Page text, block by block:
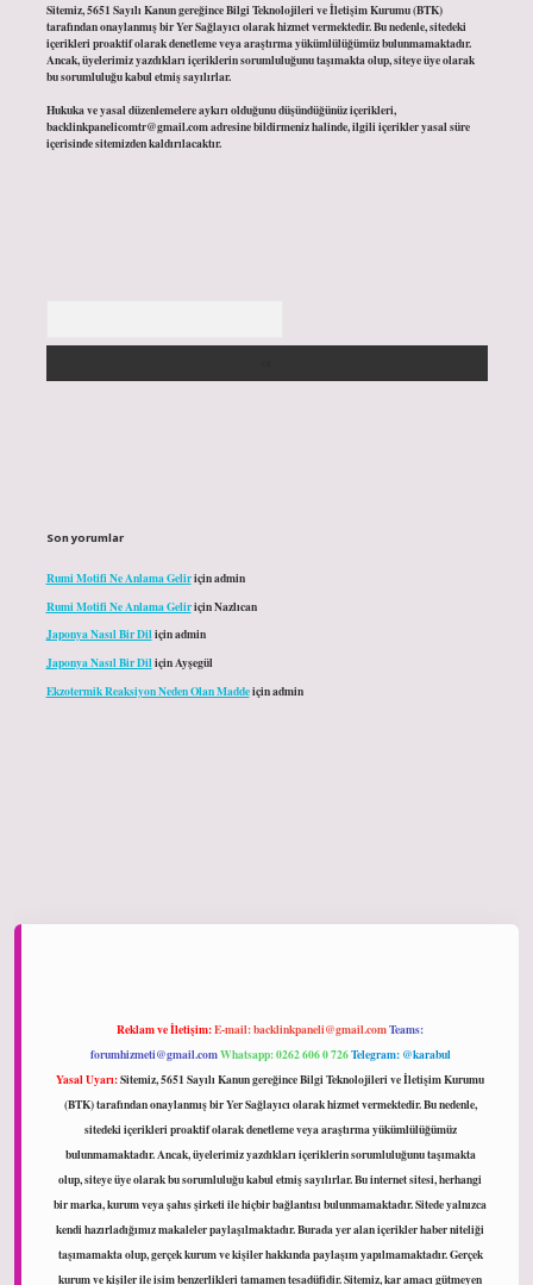
Sitemiz, 5651 Sayılı Kanun gereğince Bilgi Teknolojileri ve İletişim Kurumu (BTK)
tarafından onaylanmış bir Yer Sağlayıcı olarak hizmet vermektedir. Bu nedenle, sitedeki
içerikleri proaktif olarak denetleme veya araştırma yükümlülüğümüz bulunmamaktadır.
Ancak, üyelerimiz yazdıkları içeriklerin sorumluluğunu taşımakta olup, siteye üye olarak
bu sorumluluğu kabul etmiş sayılırlar.
Hukuka ve yasal düzenlemelere aykırı olduğunu düşündüğünüz içerikleri,
backlinkpanelicomtr@gmail.comadresine bildirmeniz halinde, ilgili içerikler yasal süre
içerisinde sitemizden kaldırılacaktır.
Son yorumlar
Rumi Motifi Ne Anlama Geliriçinadmin
Rumi Motifi Ne Anlama GeliriçinNazlıcan
Japonya Nasıl Bir Diliçinadmin
Japonya Nasıl Bir DiliçinAyşegül
Ekzotermik Reaksiyon Neden Olan Maddeiçinadmin
Reklam ve İletişim:E-mail:backlinkpaneli@gmail.comTeams:
forumhizmeti@gmail.comWhatsapp: 0262 606 0 726Telegram: @karabul
Yasal Uyarı:Sitemiz, 5651 Sayılı Kanun gereğince Bilgi Teknolojileri ve İletişim Kurumu
(BTK) tarafından onaylanmış bir Yer Sağlayıcı olarak hizmet vermektedir. Bu nedenle,
sitedeki içerikleri proaktif olarak denetleme veya araştırma yükümlülüğümüz
bulunmamaktadır. Ancak, üyelerimiz yazdıkları içeriklerin sorumluluğunu taşımakta
olup, siteye üye olarak bu sorumluluğu kabul etmiş sayılırlar. Bu internet sitesi, herhangi
bir marka, kurum veya şahıs şirketi ile hiçbir bağlantısı bulunmamaktadır. Sitede yalnızca
kendi hazırladığımız makaleler paylaşılmaktadır. Burada yer alan içerikler haber niteliği
taşımamakta olup, gerçek kurum ve kişiler hakkında paylaşım yapılmamaktadır. Gerçek
kurum ve kişiler ile isim benzerlikleri tamamen tesadüfidir. Sitemiz, kar amacı gütmeyen